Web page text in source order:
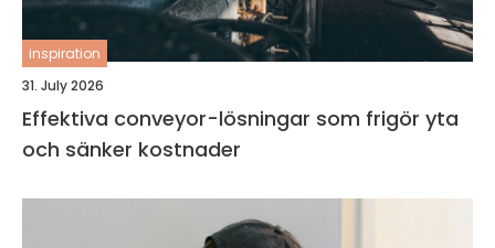
inspiration
31. July 2026
Effektiva conveyor-lösningar som frigör yta
och sänker kostnader